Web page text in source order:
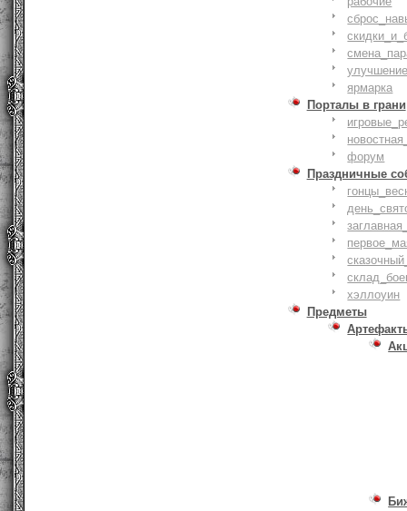
ярмарка
Порталы в грани
форум
Праздничные
хэллоуин
Предметы